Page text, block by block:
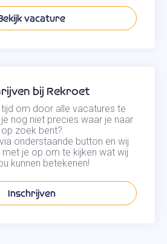
vacature
bij Rekroet
om door alle vacatures te
nog niet precies waar je naar
op zoek bent?
onderstaande button en wij
je op om te kijken wat wij
kunnen betekenen!
Inschrijven